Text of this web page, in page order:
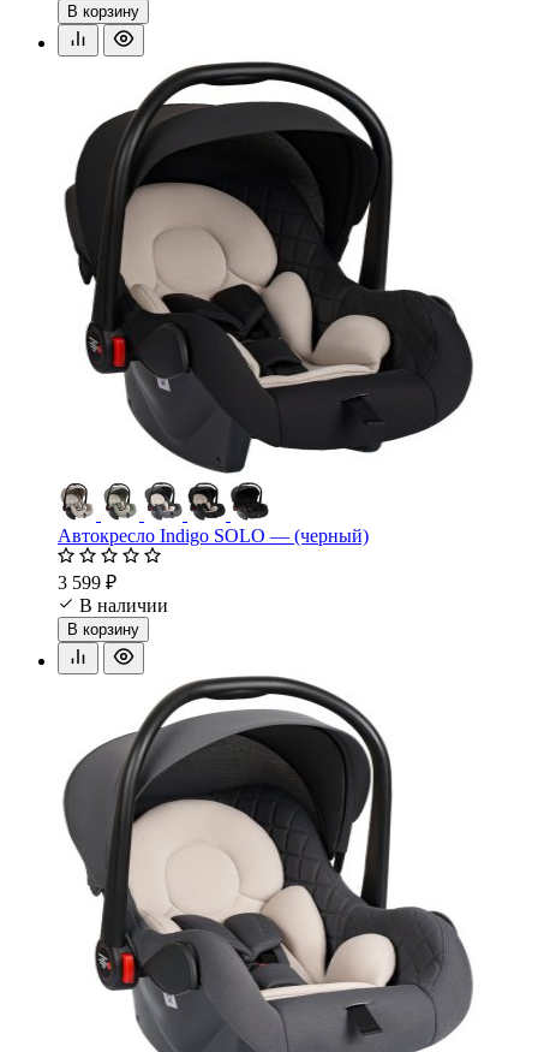
В корзину
Автокресло Indigo SOLO — (черный)
3 599 ₽
В наличии
В корзину